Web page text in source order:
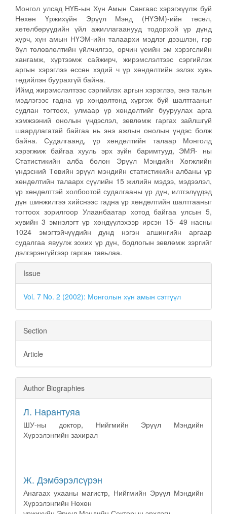
Монгол улсад НҮБ-ын Хүн Амын Сангаас хэрэгжүүлж буй
Нөхөн Үржихүйн Эрүүл Мэнд (НҮЭМ)-ийн төсөл,
хөтөлбөрүүдийн үйл ажиллагаанууд тодорхой үр дүнд
хүрч, хүн амын НҮЭМ-ийн талаархи мэдлэг дээшлэн, гэр
бүл төлөвлөлтийн үйлчилгээ, орчин үеийн эм хэрэгслийн
хангамж, хүртээмж сайжирч, жирэмслэлтээс сэргийлэх
аргын хэрэглээ өссөн хэдий ч үр хөндөлтийн эзлэх хувь
төдийлэн буурахгүй байна.
Иймд жирэмслэлтээс сэргийлэх аргын хэрэглээ, энэ талын
мэдлэгээс гадна үр хөндөлтөнд хүргэж буй шалтгааныг
судлан тогтоох, улмаар үр хөндөлтийг бууруулах арга
хэмжээний онолын үндэслэл, зөвлөмж гаргах зайлшгүй
шаардлагатай байгаа нь энэ ажлын онолын үндэс болж
байна. Судалгаанд, үр хөндөлтийн талаар Монголд
хэрэгжиж байгаа хууль эрх зүйн баримтууд, ЭМЯ- ны
Статистикийн алба болон Эрүүл Мэндийн Хөгжлийн
үндэсний Төвийн эрүүл мэндийн статистикийн албаны үр
хөндөлтийн талаарх сүүлийн 15 жилийн мэдээ, мэдээлэл,
үр хөндөлттэй холбоотой судалгааны үр дүн, илтгэлүүдэд
дүн шинжилгээ хийснээс гадна үр хөндөлтийн шалтгааныг
тогтоох зорилгоор Улаанбаатар хотод байгаа улсын 5,
хувийн 3 эмнэлэгт үр хөндүүлэхээр ирсэн 15- 49 насны
1024 эмэгтэйчүүдийн дунд нэгэн агшингийн аргаар
судалгаа явуулж зохих үр дүн, бодлогын зөвлөмж зэргийг
дэлгэрэнгүйгээр гарган тавьлаа.
Article
Details
Issue
Vol. 7 No. 2 (2002): Монголын хүн амын сэтгүүл
Section
Article
Author Biographies
Л. Нарантуяа
ШУ-ны доктор, Нийгмийн Эрүүл Мэндийн
Хүрээлэнгийн захирал
Ж. Дэмбэрэлсүрэн
Анагаах ухааны магистр, Нийгмийн Эрүүл Мэндийн
Хүрээлэнгийн Нөхөн